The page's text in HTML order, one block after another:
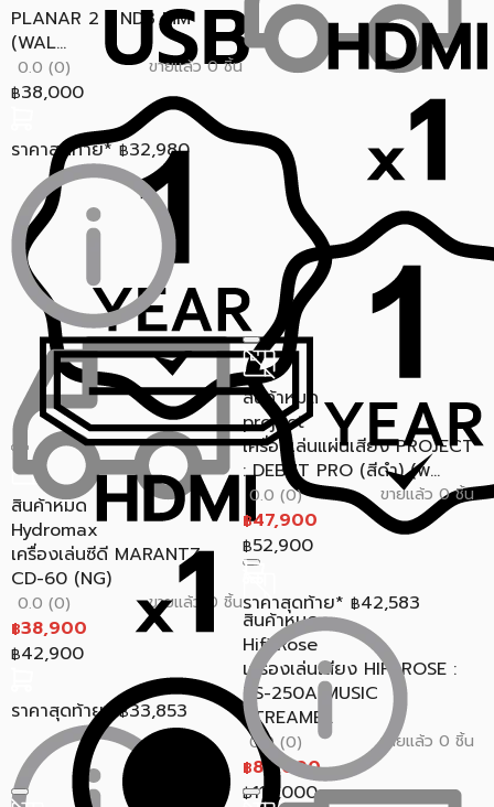
สินค้าหมด
Hydromax
เครื่องเล่นซีดี MARANTZ :
CD-60 (NG)
0.0 (0) ขายแล้ว 0 ชิ้น
฿38,900
฿42,900
ราคาสุดท้าย* ฿33,853
PLANAR 2 + ND3 MM
(WAL...
0.0 (0) ขายแล้ว 0 ชิ้น
฿38,000
ราคาสุดท้าย* ฿32,980
สินค้าหมด
Hifi Rose
เครื่องเล่นเสียง HIFI ROSE :
RS-250A MUSIC
STREAME...
0.0 (0) ขายแล้ว 0 ชิ้น
฿89,000
฿119,000
สินค้าหมด
project
เครื่องเล่นแผ่นเสียง PROJECT
: DEBUT PRO (สีดำ) (พ...
0.0 (0) ขายแล้ว 0 ชิ้น
฿47,900
฿52,900
ราคาสุดท้าย* ฿42,583